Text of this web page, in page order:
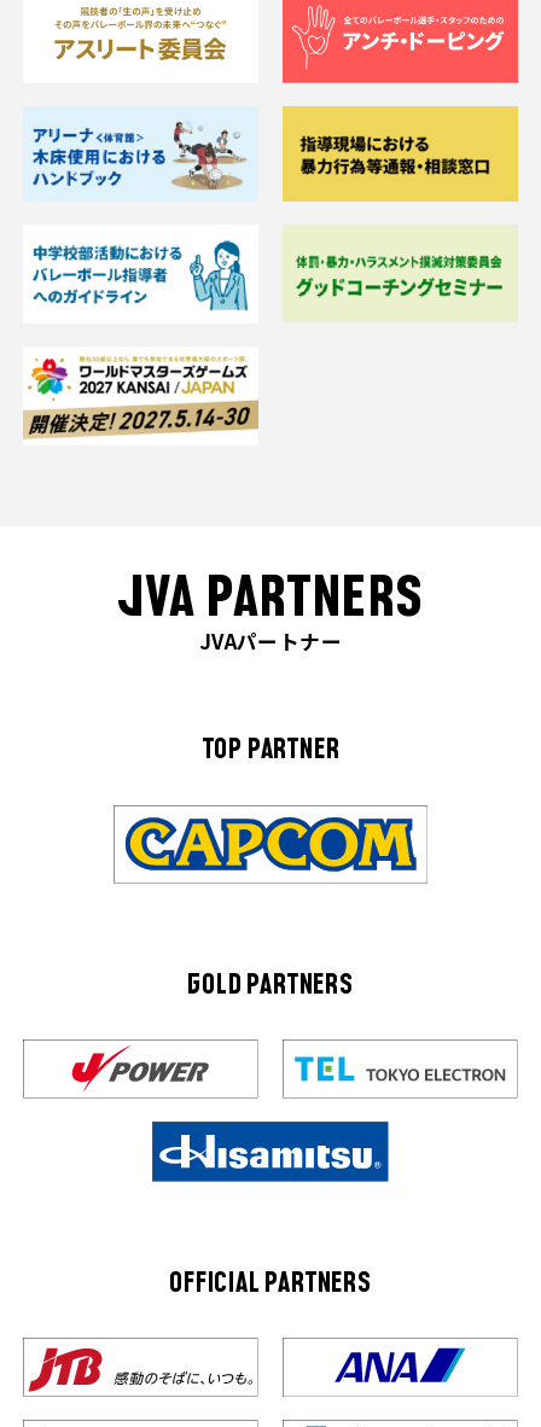
JVA PARTNERS
JVAパートナー
TOP PARTNER
GOLD PARTNERS
OFFICIAL PARTNERS